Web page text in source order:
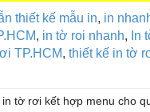
thiết kế mẫu in, in
, in tờ roi nhanh, In
TP.HCM, thiết kế in tờ
in tờ rơi kết hợp menu cho